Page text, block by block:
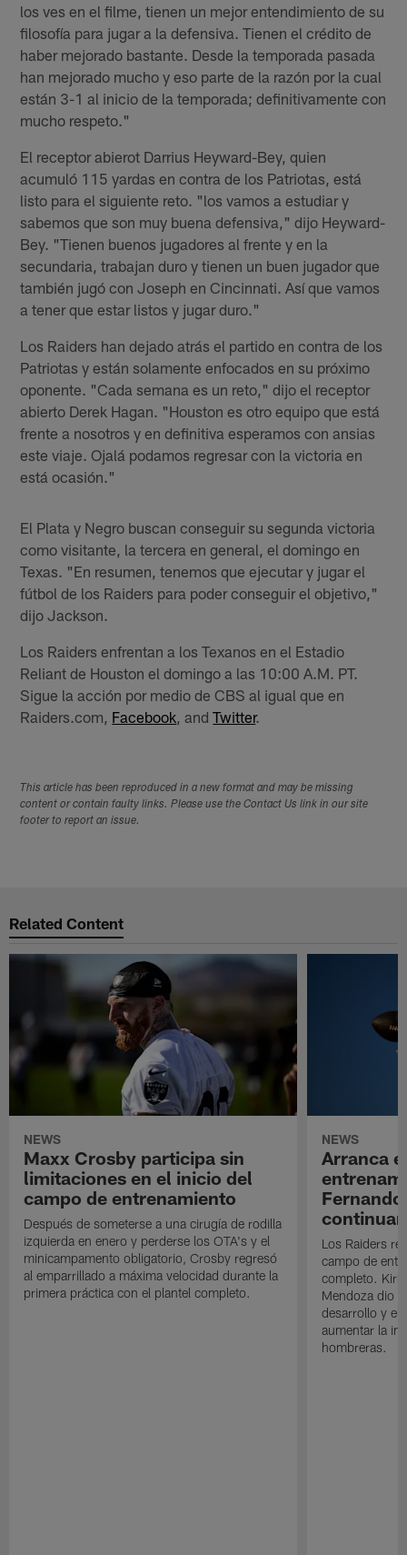
los ves en el filme, tienen un mejor entendimiento de su
filosofía para jugar a la defensiva. Tienen el crédito de
haber mejorado bastante. Desde la temporada pasada
han mejorado mucho y eso parte de la razón por la cual
están 3-1 al inicio de la temporada; definitivamente con
mucho respeto."
El receptor abierot Darrius Heyward-Bey, quien
acumuló 115 yardas en contra de los Patriotas, está
listo para el siguiente reto. "los vamos a estudiar y
sabemos que son muy buena defensiva," dijo Heyward-
Bey. "Tienen buenos jugadores al frente y en la
secundaria, trabajan duro y tienen un buen jugador que
también jugó con Joseph en Cincinnati. Así que vamos
a tener que estar listos y jugar duro."
Los Raiders han dejado atrás el partido en contra de los
Patriotas y están solamente enfocados en su próximo
oponente. "Cada semana es un reto," dijo el receptor
abierto Derek Hagan. "Houston es otro equipo que está
frente a nosotros y en definitiva esperamos con ansias
este viaje. Ojalá podamos regresar con la victoria en
está ocasión."
El Plata y Negro buscan conseguir su segunda victoria
como visitante, la tercera en general, el domingo en
Texas. "En resumen, tenemos que ejecutar y jugar el
fútbol de los Raiders para poder conseguir el objetivo,"
dijo Jackson.
Los Raiders enfrentan a los Texanos en el Estadio
Reliant de Houston el domingo a las 10:00 A.M. PT.
Sigue la acción por medio de CBS al igual que en
Raiders.com, Facebook , andTwitter.
This article has been reproduced in a new format and may be missing
content or contain faulty links. Please use the Contact Us link in our site
footer to report an issue.
Related Content
NEWS
Maxx Crosby participa sin
limitaciones en el inicio del
campo de entrenamiento
Después de someterse a una cirugía de rodilla
izquierda en enero y perderse los OTA's y el
minicampamento obligatorio, Crosby regresó
al emparrillado a máxima velocidad durante la
primera práctica con el plantel completo.
NEWS
Arranca
Los Raiders
campo de
completo. Kirk
Mendoza dio
desarrollo y el
aumentar la
hombreras.